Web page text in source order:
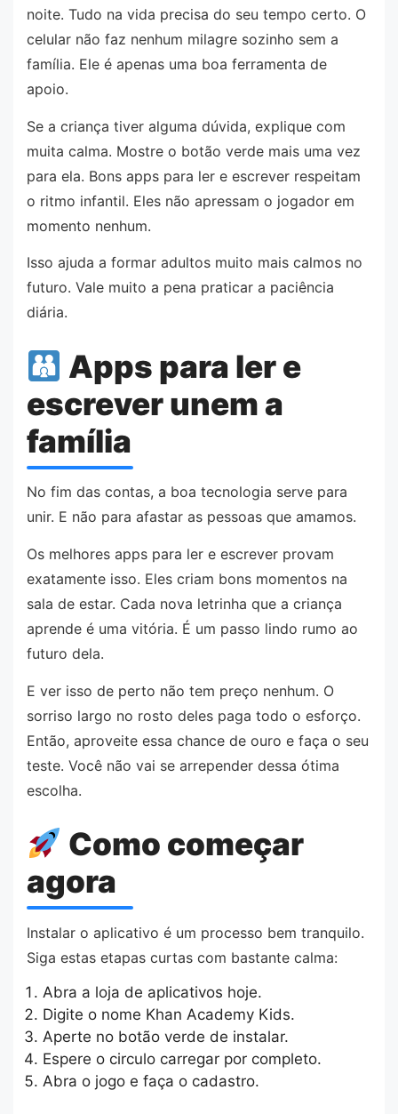
noite. Tudo na vida precisa do seu tempo certo. O
celular não faz nenhum milagre sozinho sem a
família. Ele é apenas uma boa ferramenta de
apoio.
Se a criança tiver alguma dúvida, explique com
muita calma. Mostre o botão verde mais uma vez
para ela. Bons apps para ler e escrever respeitam
o ritmo infantil. Eles não apressam o jogador em
momento nenhum.
Isso ajuda a formar adultos muito mais calmos no
futuro. Vale muito a pena praticar a paciência
diária.
Apps para ler e
escrever unem a
família
No fim das contas, a boa tecnologia serve para
unir. E não para afastar as pessoas que amamos.
Os melhores apps para ler e escrever provam
exatamente isso. Eles criam bons momentos na
sala de estar. Cada nova letrinha que a criança
aprende é uma vitória. É um passo lindo rumo ao
futuro dela.
E ver isso de perto não tem preço nenhum. O
sorriso largo no rosto deles paga todo o esforço.
Então, aproveite essa chance de ouro e faça o seu
teste. Você não vai se arrepender dessa ótima
escolha.
Como começar
agora
Instalar o aplicativo é um processo bem tranquilo.
Siga estas etapas curtas com bastante calma:
Abra a loja de aplicativos hoje.
Digite o nome Khan Academy Kids.
Aperte no botão verde de instalar.
Espere o circulo carregar por completo.
Abra o jogo e faça o cadastro.